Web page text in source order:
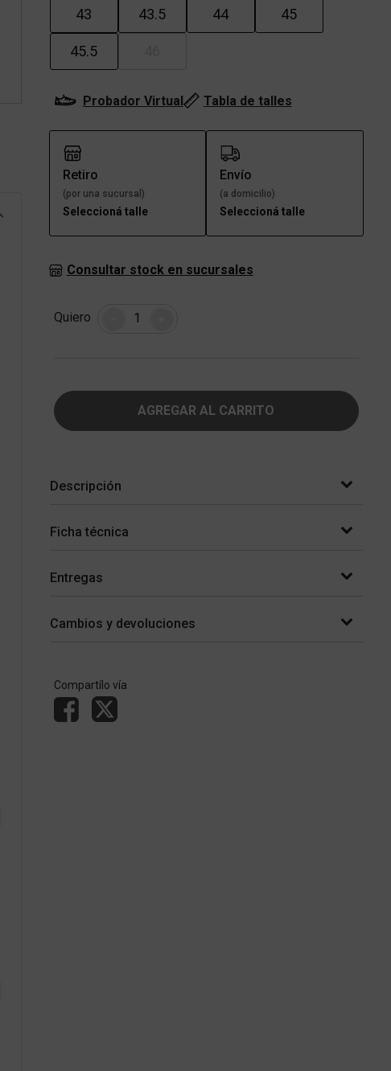
43 43.5 44 45
45.5
Probador Virtual Tabla de talles
Retiro
(por una sucursal)
Seleccioná talle
Envío
(a domicilio)
Seleccioná talle
Consultar stock en sucursales
Quiero Cantidad
AGREGAR AL CARRITO
Descripción
Ficha técnica
Entregas
Cambios y devoluciones
Compartílo vía